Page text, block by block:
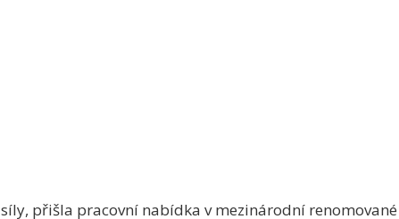
přišla pracovní nabídka v mezinárodní renomované